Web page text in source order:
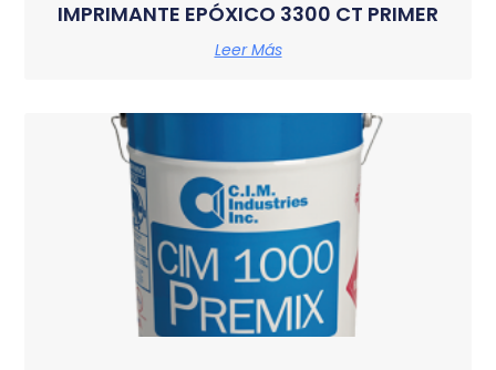
IMPRIMANTE EPÓXICO 3300 CT PRIMER
Leer Más